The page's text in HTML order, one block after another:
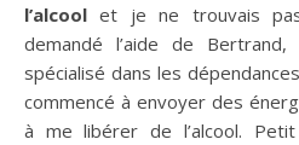
l’alcool et je ne trouvais
demandé l’aide de
spécialisé dans les
commencé à envoyer des
à me libérer de l’alcool.